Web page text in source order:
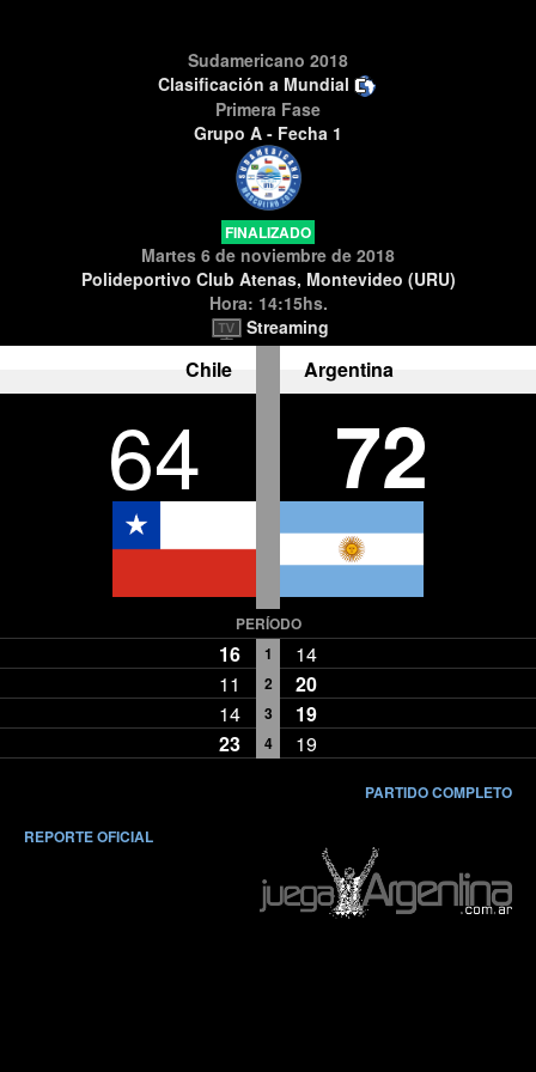
Sudamericano 2018
Clasificación a Mundial
Primera Fase
Grupo A - Fecha 1
FINALIZADO
Martes 6 de noviembre de 2018
Polideportivo Club Atenas, Montevideo (URU)
Hora: 14:15hs.
Streaming
Chile Argentina
64 72
PERÍODO
16 1
14
11
2
20
14
3
19
23
4 19
PARTIDO COMPLETO
REPORTE OFICIAL